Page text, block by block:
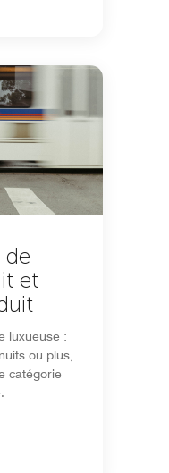
de
et
luxueuse :
ou plus,
catégorie